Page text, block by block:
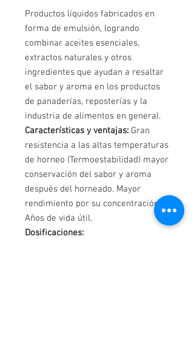
Productos líquidos fabricados en
forma de emulsión, logrando
combinar aceites esenciales,
extractos naturales y otros
ingredientes que ayudan a resaltar
el sabor y aroma en los productos
de panaderías, reposterías y la
industria de alimentos en general.
Características y ventajas: Gran
resistencia a las altas temperaturas
de horneo (Termoestabilidad) mayor
conservación del sabor y aroma
después del horneado. Mayor
rendimiento por su concentración. 2
Años de vida útil.
Dosificaciones: